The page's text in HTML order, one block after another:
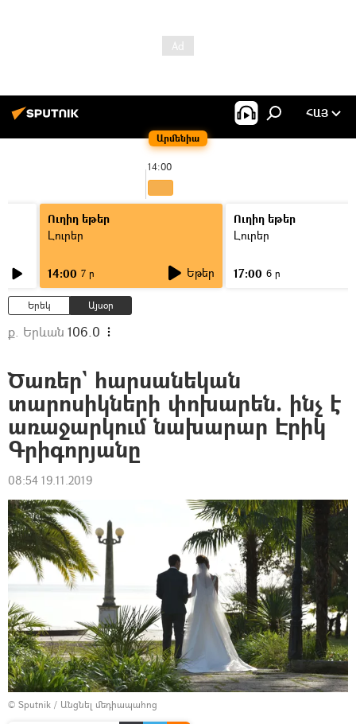
Արմենիա
ՀԱՅ
14:00
Ուղիղ եթեր
Լուրեր
14:00 7 ր Եթեր
Ուղիղ եթեր
Լուրեր
17:00 6 ր
Երեկ Այսօր
ք. Երևան 106.0
Ծառեր` հարսանեկան
տարոսիկների փոխարեն. ինչ է
առաջարկում նախարար Էրիկ
Գրիգորյանը
08:54 19.11.2019
© Sputnik / Անցնել մեդիապահոց